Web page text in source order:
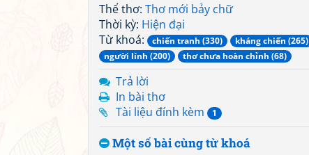
Thể thơ: Thơ mới bảy chữ
Thời kỳ: Hiện đại
Từ khoá:
chiến tranh (330)
kháng chiến (265)
người lính (200)
thơ chưa hoàn chỉnh (68)
Trả lời
In bài thơ
Tài liệu đính kèm
1
Một số bài cùng từ khoá